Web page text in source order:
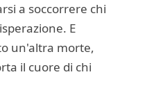
a soccorrere chi
E
un'altra morte,
il cuore di chi